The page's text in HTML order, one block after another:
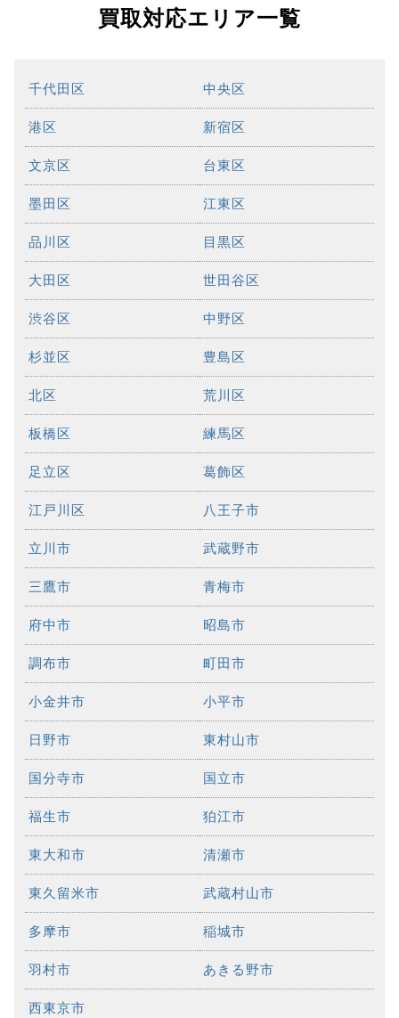
買取対応エリア一覧
千代田区 中央区
港区 新宿区
文京区 台東区
墨田区 江東区
品川区 目黒区
大田区 世田谷区
渋谷区 中野区
杉並区 豊島区
北区 荒川区
板橋区 練馬区
足立区 葛飾区
江戸川区 八王子市
立川市 武蔵野市
三鷹市 青梅市
府中市 昭島市
調布市 町田市
小金井市 小平市
日野市 東村山市
国分寺市 国立市
福生市 狛江市
東大和市 清瀬市
東久留米市 武蔵村山市
多摩市 稲城市
羽村市 あきる野市
西東京市